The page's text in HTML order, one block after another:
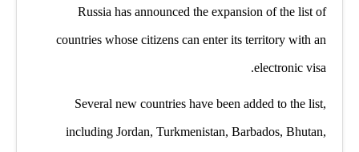
Russia has announced the expansion of the list of
countries whose citizens can enter its territory with an
electronic visa.
Several new countries have been added to the list,
including Jordan, Turkmenistan, Barbados, Bhutan,